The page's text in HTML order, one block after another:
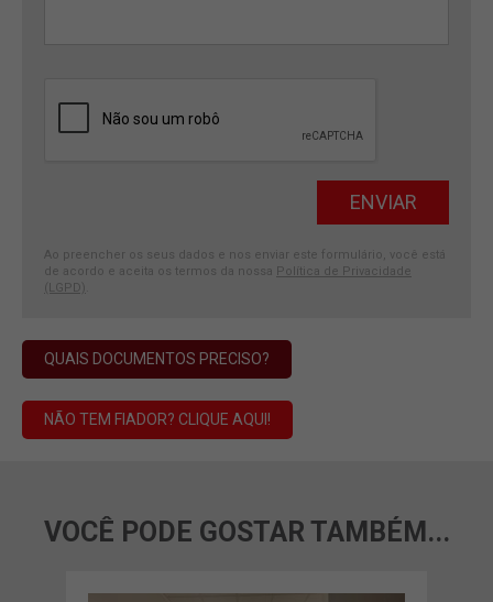
Ao preencher os seus dados e nos enviar este formulário, você está
de acordo e aceita os termos da nossa Política de Privacidade
(LGPD)
QUAIS DOCUMENTOS PRECISO?
NÃO TEM FIADOR? CLIQUE AQUI!
VOCÊ PODE GOSTAR TAMBÉM...